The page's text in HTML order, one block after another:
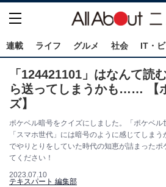
連載 ライフ グルメ 社会 IT・
「124421101」はなんて読
ら送ってしまうかも…… 【
ズ】
ポケベル暗号をクイズにしました。「ポケベル
「スマホ世代」には暗号のように感じてしま
でやりとりをしていた時代の知恵が詰まった
てください！
2023.07.10
テキスパート 編集部